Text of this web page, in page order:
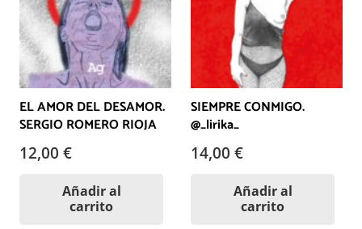
EL AMOR DEL DESAMOR.
SERGIO ROMERO RIOJA
12,00 €
Añadir al
carrito
SIEMPRE CONMIGO.
@_lirika_
14,00 €
Añadir al
carrito